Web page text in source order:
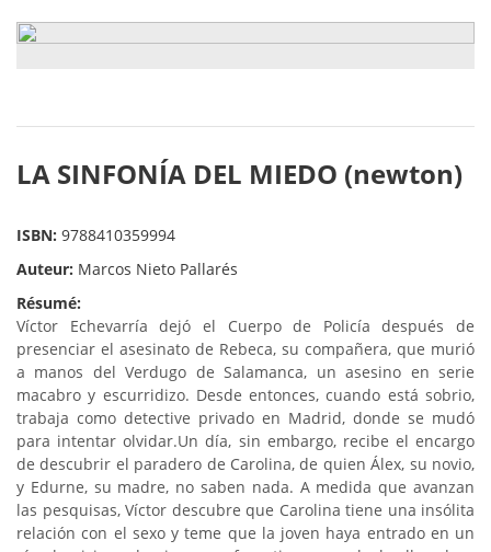
LA SINFONÍA DEL MIEDO (newton)
ISBN: 9788410359994
Auteur: Marcos Nieto Pallarés
Résumé:
Víctor Echevarría dejó el Cuerpo de Policía después de
presenciar el asesinato de Rebeca, su compañera, que murió
a manos del Verdugo de Salamanca, un asesino en serie
macabro y escurridizo. Desde entonces, cuando está sobrio,
trabaja como detective privado en Madrid, donde se mudó
para intentar olvidar.Un día, sin embargo, recibe el encargo
de descubrir el paradero de Carolina, de quien Álex, su novio,
y Edurne, su madre, no saben nada. A medida que avanzan
las pesquisas, Víctor descubre que Carolina tiene una insólita
relación con el sexo y teme que la joven haya entrado en un